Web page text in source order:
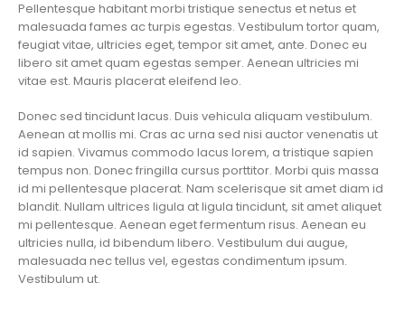
Pellentesque habitant morbi tristique senectus et netus et
malesuada fames ac turpis egestas. Vestibulum tortor quam,
feugiat vitae, ultricies eget, tempor sit amet, ante. Donec eu
libero sit amet quam egestas semper. Aenean ultricies mi
vitae est. Mauris placerat eleifend leo.
Donec sed tincidunt lacus. Duis vehicula aliquam vestibulum.
Aenean at mollis mi. Cras ac urna sed nisi auctor venenatis ut
id sapien. Vivamus commodo lacus lorem, a tristique sapien
tempus non. Donec fringilla cursus porttitor. Morbi quis massa
id mi pellentesque placerat. Nam scelerisque sit amet diam id
blandit. Nullam ultrices ligula at ligula tincidunt, sit amet aliquet
mi pellentesque. Aenean eget fermentum risus. Aenean eu
ultricies nulla, id bibendum libero. Vestibulum dui augue,
malesuada nec tellus vel, egestas condimentum ipsum.
Vestibulum ut.